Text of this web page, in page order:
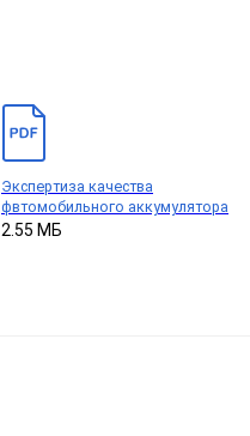
Экспертиза качества
фвтомобильного аккумулятора
2.55 МБ